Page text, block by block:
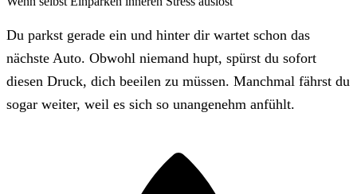
Du parkst gerade ein und hinter dir wartet schon das
nächste Auto. Obwohl niemand hupt, spürst du sofort
diesen Druck, dich beeilen zu müssen. Manchmal fährst du
sogar weiter, weil es sich so unangenehm anfühlt.